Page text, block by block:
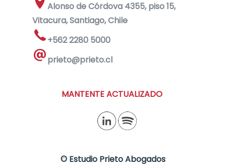
Alonso de Córdova 4355, piso 15,
Vitacura, Santiago, Chile
+562 2280 5000
prieto@prieto.cl
MANTENTE ACTUALIZADO
© Estudio Prieto Abogados